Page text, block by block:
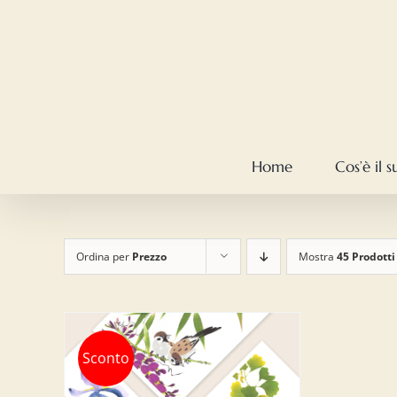
Home Cos’è il
Ordina per Prezzo Mostra 45 Prodotti
Sconto